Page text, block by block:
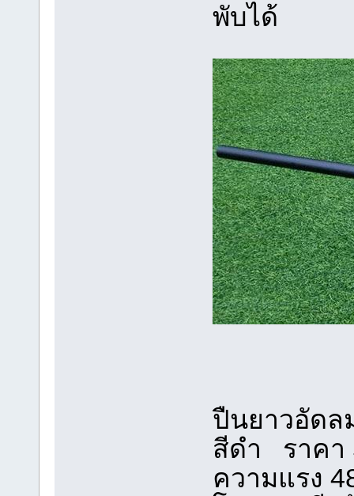
พับได้
ปืนยาวอัดล
สีดำ ราคา
ความแรง